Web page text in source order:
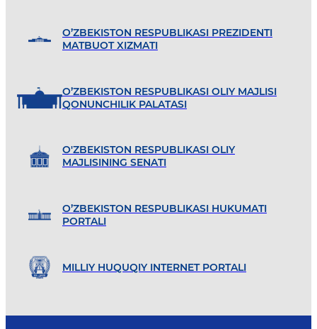
O’ZBEKISTON RESPUBLIKASI PREZIDENTI
MATBUOT XIZMATI
O’ZBEKISTON RESPUBLIKASI OLIY MAJLISI
QONUNCHILIK PALATASI
O'ZBEKISTON RESPUBLIKASI OLIY
MAJLISINING SENATI
O’ZBEKISTON RESPUBLIKASI HUKUMATI
PORTALI
MILLIY HUQUQIY INTERNET PORTALI